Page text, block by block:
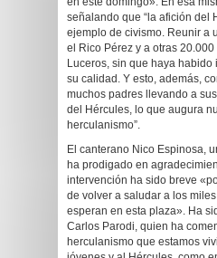
señalando que “la afición del
ejemplo de civismo. Reunir a
el Rico Pérez y a otras
Luceros, sin que haya
su calidad. Y esto, además,
muchos padres llevando a
del Hércules, lo que augura
herculanismo”.
El canterano Nico Espinosa,
ha prodigado en
intervención ha sido breve
de volver a saludar a los
esperan en esta plaza». Ha
Carlos Parodi, quien ha
herculanismo que estamos